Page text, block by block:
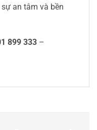
an tâm và bền
899 333 –